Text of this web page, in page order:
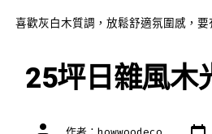
喜歡灰白木質調，放鬆舒適氛圍感，要
25坪日雜風木
文 發